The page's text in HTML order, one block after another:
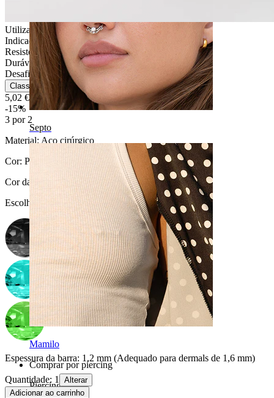
Septo
Mamilo
Comprar por piercing
Piercings
Utilização diária
Indicada para a maioria dos tipos de pele
Resistente a umas gotinhas
Durável
Desafiante
Classificação
5,02 € 5,90 €
-15%
3 por 2
Material: Aço cirúrgico
Cor: Prateado
Cor da pedra
Escolha Cor da pedra
Espessura da barra: 1,2 mm (Adequado para dermals de 1,6 mm)
Quantidade: 1
Alterar
Adicionar ao carrinho